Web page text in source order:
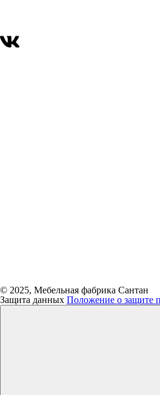
© 2025, Мебельная фабрика Сантан
Защита данных Положение о защите